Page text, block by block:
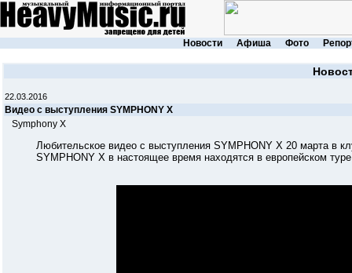
Новости Афиша Фото
22.03.2016
Видео с выступления SYMPHONY X
Symphony X
Любительское видео с выступления SYMPHONY X 20 марта в
SYMPHONY X в настоящее время находятся в европейском туре